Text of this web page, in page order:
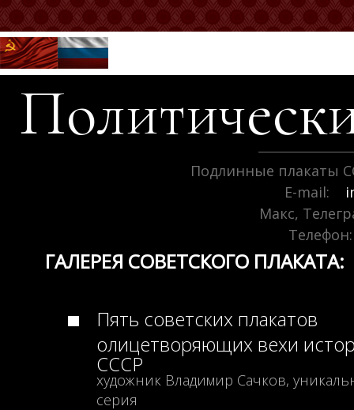
Подлинные плакаты
E-mail:
Макс,
Телефон:
ГАЛЕРЕЯ СОВЕТСКОГО ПЛАКАТА:
Пять советских плакатов
олицетворяющих вехи
СССР
художник Владимир Сачков,
серия